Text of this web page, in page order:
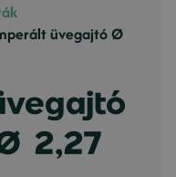
üvegajtó Ø
2,27